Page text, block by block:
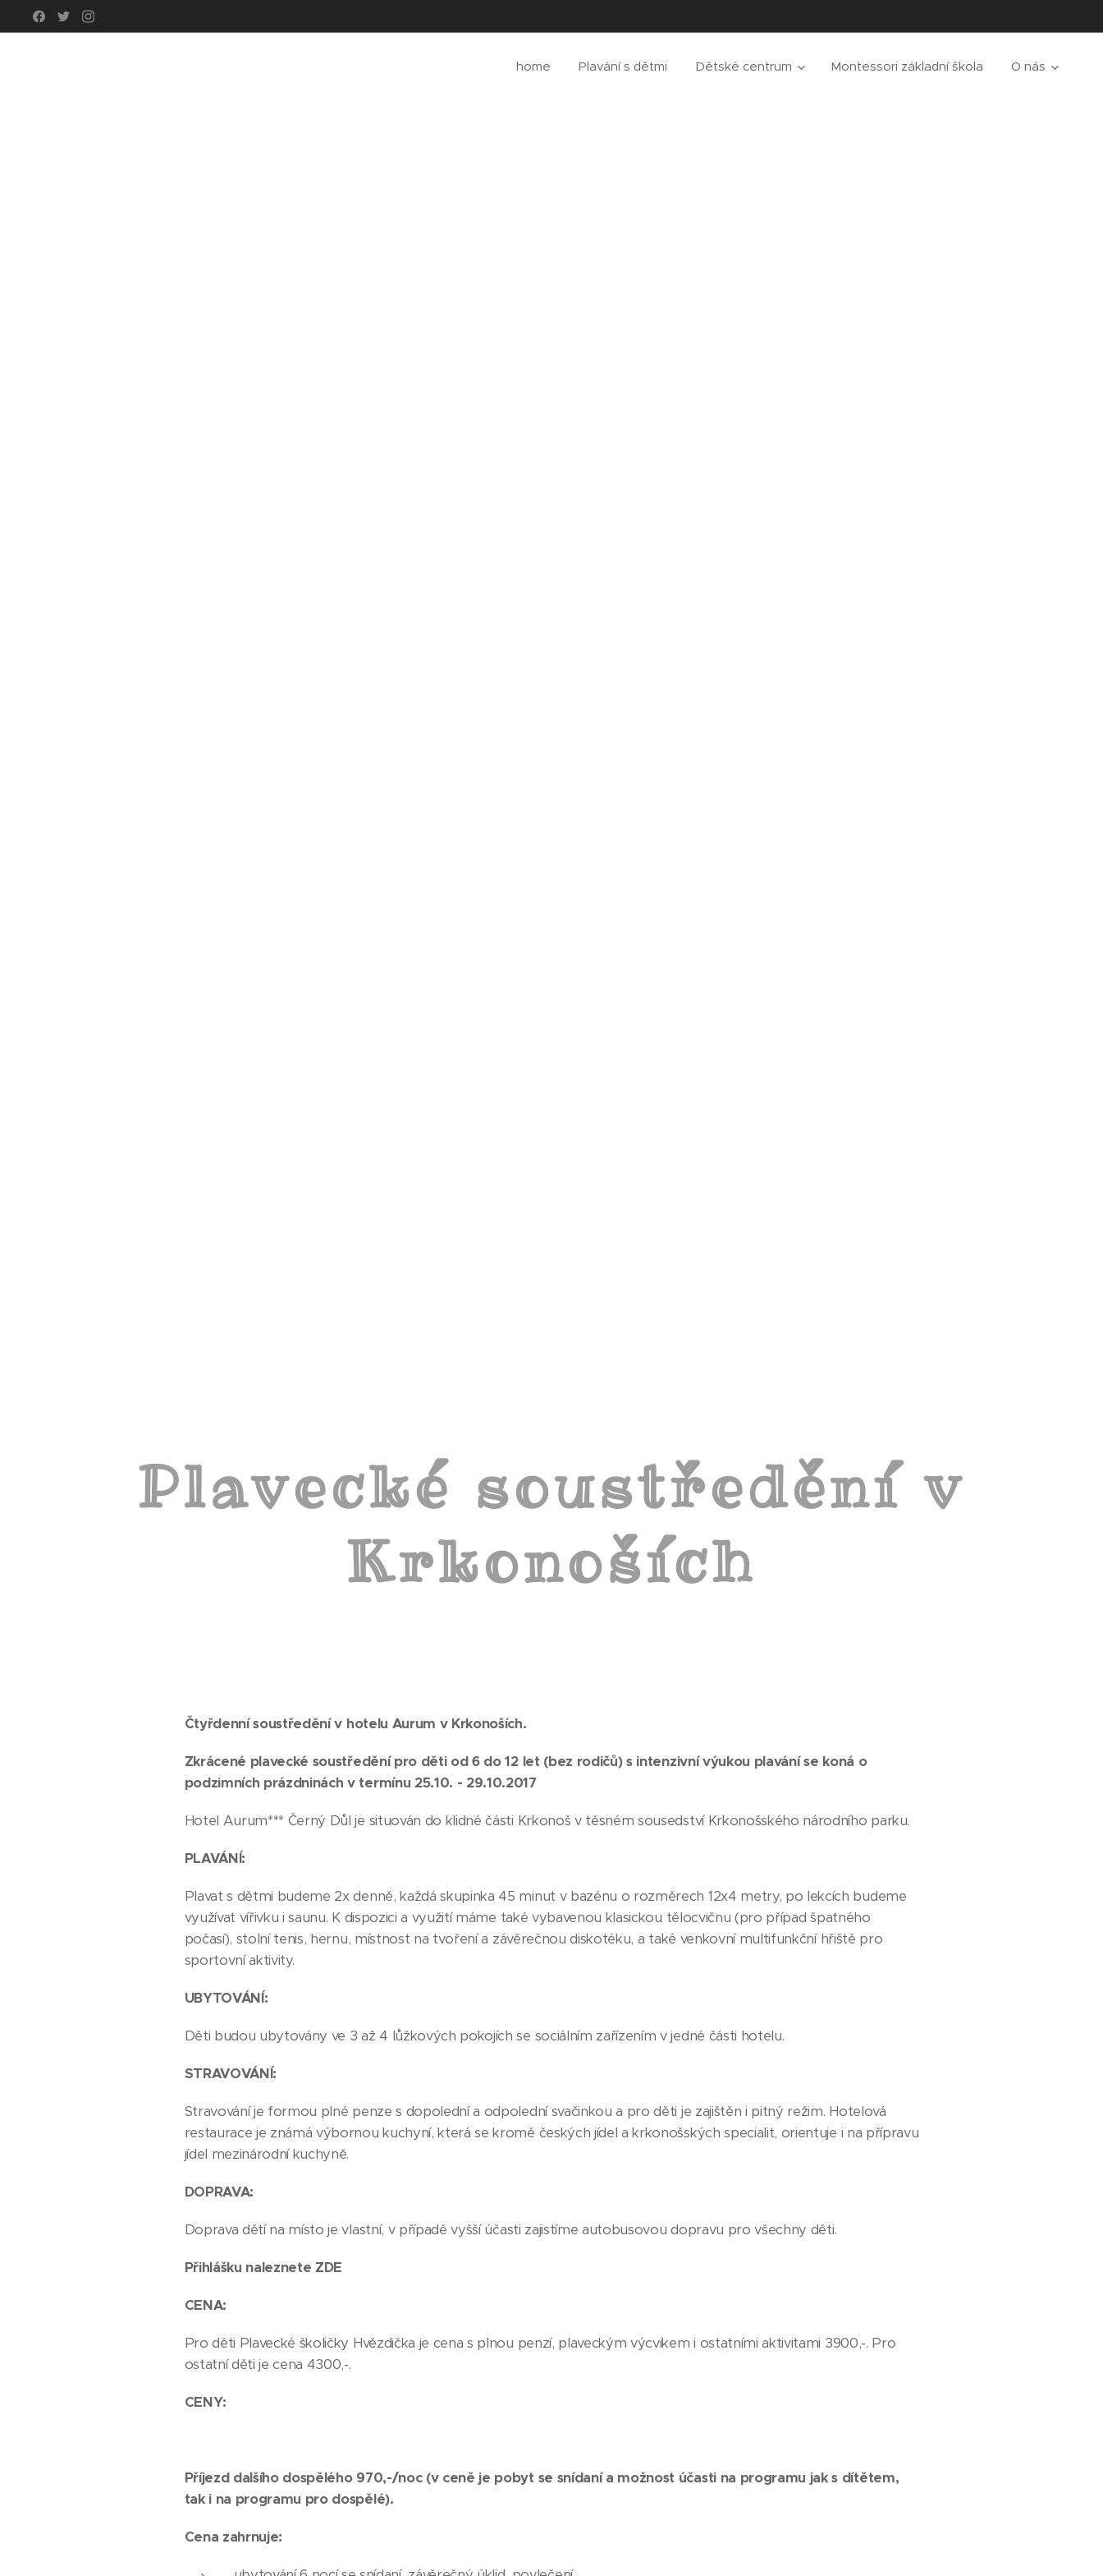
home Plavání s dětmi Dětské centrum Montessori základní škola O nás
Plavecké soustředění v
Krkonoších
Čtyřdenní soustředění v hotelu Aurum v Krkonoších.
Zkrácené plavecké soustředění pro děti od 6 do 12 let (bez rodičů) s intenzivní výukou plavání se koná o
podzimních prázdninách v termínu 25.10. - 29.10.2017
Hotel Aurum*** Černý Důl je situován do klidné části Krkonoš v těsném sousedství Krkonošského národního parku.
PLAVÁNÍ:
Plavat s dětmi budeme 2x denně, každá skupinka 45 minut v bazénu o rozměrech 12x4 metry, po lekcích budeme
využívat vířivku i saunu. K dispozici a využití máme také vybavenou klasickou tělocvičnu (pro případ špatného
počasí), stolní tenis, hernu, místnost na tvoření a závěrečnou diskotéku, a také venkovní multifunkční hřiště pro
sportovní aktivity.
UBYTOVÁNÍ:
Děti budou ubytovány ve 3 až 4 lůžkových pokojích se sociálním zařízením v jedné části hotelu.
STRAVOVÁNÍ:
Stravování je formou plné penze s dopolední a odpolední svačinkou a pro děti je zajištěn i pitný režim. Hotelová
restaurace je známá výbornou kuchyní, která se kromě českých jídel a krkonošských specialit, orientuje i na přípravu
jídel mezinárodní kuchyně.
DOPRAVA:
Doprava dětí na místo je vlastní, v případě vyšší účasti zajistíme autobusovou dopravu pro všechny děti.
Přihlášku naleznete ZDE
CENA:
Pro děti Plavecké školičky Hvězdička je cena s plnou penzí, plaveckým výcvikem i ostatními aktivitami 3900,-. Pro
ostatní děti je cena 4300,-.
CENY:
Příjezd dalšího dospělého 970,-/noc (v ceně je pobyt se snídaní a možnost účasti na programu jak s dítětem,
tak i na programu pro dospělé).
Cena zahrnuje: